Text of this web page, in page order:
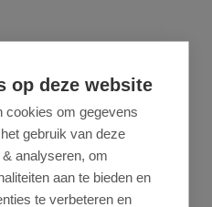
Neen
op deze website
cookies om gegevens
gebruik van deze
analyseren, om
aan te bieden en
te verbeteren en